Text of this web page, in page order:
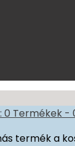
0 Termékek -
termék a